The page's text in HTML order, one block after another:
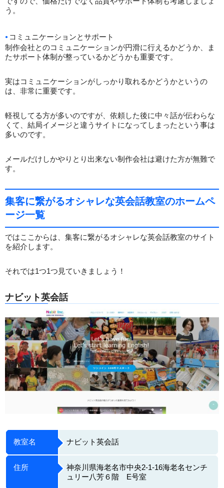
う。
コミュニケーションとサポート
制作会社とのコミュニケーションが円滑に行えるかどうか、ま
たサポート体制が整っているかどうかも重要です。
実はコミュニケーションがしっかり取れるかどうかというの
は、非常に重要です。
軽視してる方が多いのですが、依頼した後に中々話が伝わらな
くて、結局イメージと違うサイトになってしまったという事は
多いのです。
メールだけしかやりとり出来ない制作会社は避けた方が無難で
す。
集客に繋がるオシャレな英会話教室のホームペ
ージ一覧
ではここからは、集客に繋がるオシャレな英会話教室のサイト
を紹介します。
それでは1つ1つ見ていきましょう！
ナビット英会話
教室名 ナビット英会話
住所
神奈川県海老名市中央2-1-16海老名センチ
ュリー八芳６階 E号室